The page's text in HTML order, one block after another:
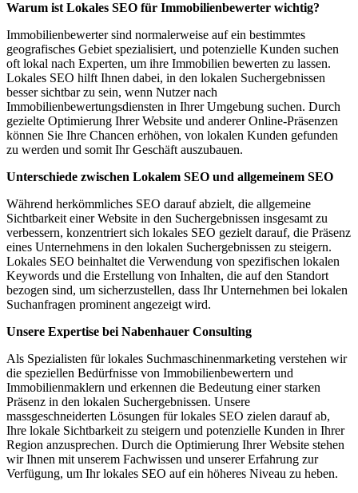
Warum ist Lokales SEO für Immobilienbewerter wichtig?
Immobilienbewerter sind normalerweise auf ein bestimmtes
geografisches Gebiet spezialisiert, und potenzielle Kunden suchen
oft lokal nach Experten, um ihre Immobilien bewerten zu lassen.
Lokales SEO hilft Ihnen dabei, in den lokalen Suchergebnissen
besser sichtbar zu sein, wenn Nutzer nach
Immobilienbewertungsdiensten in Ihrer Umgebung suchen. Durch
gezielte Optimierung Ihrer Website und anderer Online-Präsenzen
können Sie Ihre Chancen erhöhen, von lokalen Kunden gefunden
zu werden und somit Ihr Geschäft auszubauen.
Unterschiede zwischen Lokalem SEO und allgemeinem SEO
Während herkömmliches SEO darauf abzielt, die allgemeine
Sichtbarkeit einer Website in den Suchergebnissen insgesamt zu
verbessern, konzentriert sich lokales SEO gezielt darauf, die Präsenz
eines Unternehmens in den lokalen Suchergebnissen zu steigern.
Lokales SEO beinhaltet die Verwendung von spezifischen lokalen
Keywords und die Erstellung von Inhalten, die auf den Standort
bezogen sind, um sicherzustellen, dass Ihr Unternehmen bei lokalen
Suchanfragen prominent angezeigt wird.
Unsere Expertise bei Nabenhauer Consulting
Als Spezialisten für lokales Suchmaschinenmarketing verstehen wir
die speziellen Bedürfnisse von Immobilienbewertern und
Immobilienmaklern und erkennen die Bedeutung einer starken
Präsenz in den lokalen Suchergebnissen. Unsere
massgeschneiderten Lösungen für lokales SEO zielen darauf ab,
Ihre lokale Sichtbarkeit zu steigern und potenzielle Kunden in Ihrer
Region anzusprechen. Durch die Optimierung Ihrer Website stehen
wir Ihnen mit unserem Fachwissen und unserer Erfahrung zur
Verfügung, um Ihr lokales SEO auf ein höheres Niveau zu heben.